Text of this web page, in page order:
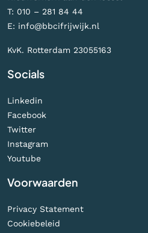
T: 010 – 281 84 44
E: info@bbcifrijwijk.nl
KvK. Rotterdam 23055163
Socials
Linkedin
Facebook
Twitter
Instagram
Youtube
Voorwaarden
Privacy Statement
Cookiebeleid